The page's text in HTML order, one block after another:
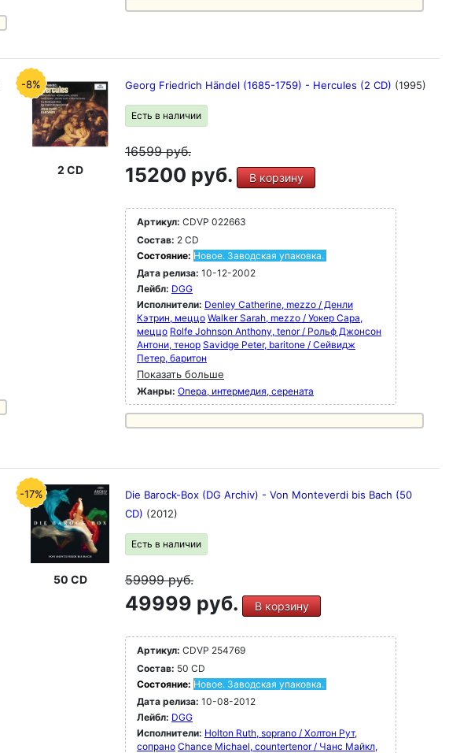
-8%
2 CD
Georg Friedrich Händel (1685-1759) - Hercules (2 CD) (1995)
Есть в наличии
16599руб.
15200 руб. В корзину
Артикул: CDVP 022663
Состав: 2 CD
Состояние: Новое. Заводская упаковка.
Дата релиза: 10-12-2002
Лейбл: DGG
Исполнители: Denley Catherine, mezzo / Денли
Кэтрин, меццо Walker Sarah, mezzo / Уокер Сара,
меццо Rolfe Johnson Anthony, tenor / Рольф Джонсон
Антони, тенор Savidge Peter, baritone / Сейвидж
Петер, баритон
Показать больше
Жанры: Опера, интермедия, серената
-17%
50 CD
Die Barock-Box (DG Archiv) - Von Monteverdi bis Bach (50
CD) (2012)
Есть в наличии
59999руб.
49999 руб. В корзину
Артикул: CDVP 254769
Состав: 50 CD
Состояние: Новое. Заводская упаковка.
Дата релиза: 10-08-2012
Лейбл: DGG
Исполнители: Holton Ruth, soprano / Холтон Рут,
сопрано Chance Michael, countertenor / Чанс Майкл,